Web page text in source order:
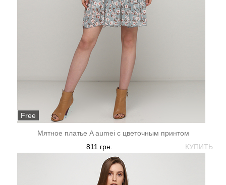
Free
Мятное платье A aumei с цветочным принтом
КУПИТЬ
811 грн.